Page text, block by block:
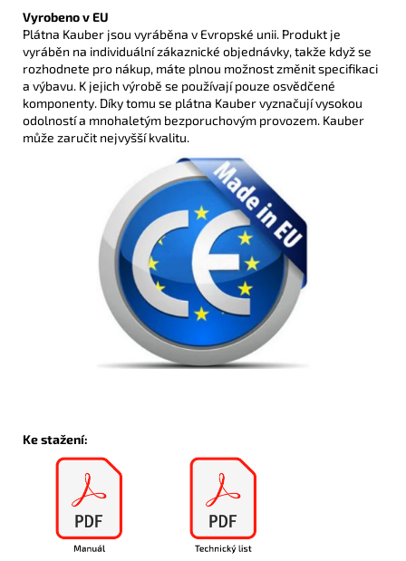
Vyrobeno v EU
Plátna Kauber jsou vyráběna v Evropské unii. Produkt je
vyráběn na individuální zákaznické objednávky, takže když se
rozhodnete pro nákup, máte plnou možnost změnit specifikaci
a výbavu. K jejich výrobě se používají pouze osvědčené
komponenty. Díky tomu se plátna Kauber vyznačují vysokou
odolností a mnohaletým bezporuchovým provozem. Kauber
může zaručit nejvyšší kvalitu.
Ke stažení: